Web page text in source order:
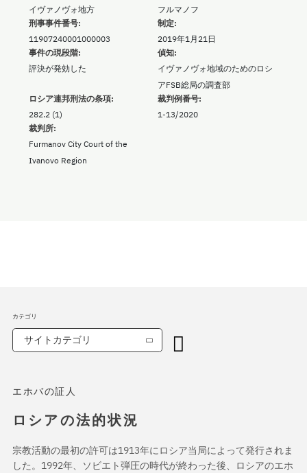
イヴァノヴォ地方
フルマノフ
刑事事件番号:
11907240001000003
制定:
2019年1月21日
事件の現段階:
評決が発効した
偵知:
イヴァノヴォ地域のためのロシ
アFSB総局の調査部
ロシア連邦刑法の条項:
282.2 (1)
裁判例番号:
1-13/2020
裁判所:
Furmanov City Court of the
Ivanovo Region
エホバの証人
ロシアの法的状況
宗教活動の最初の許可は1913年にロシア当局によって発行されま
した。1992年、ソビエト弾圧の時代が終わった後、ロシアのエホ
カテゴリ
サイトカテゴリ